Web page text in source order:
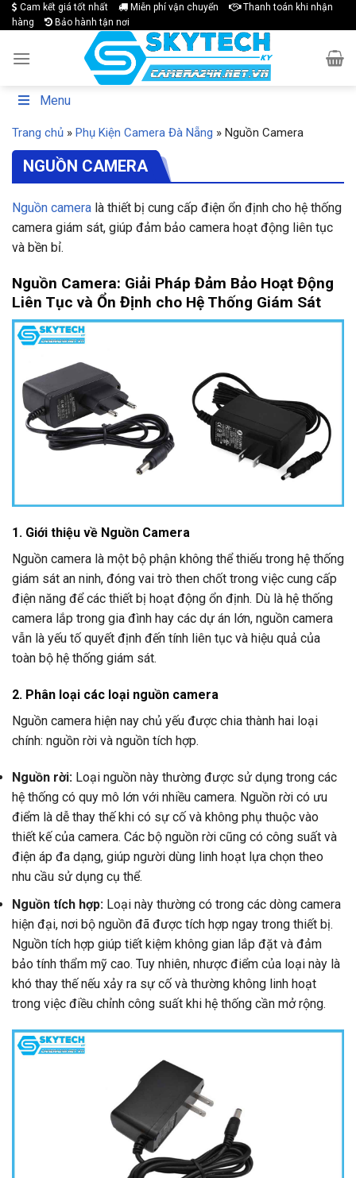
Skip
to
Cam kết giá tốt nhất Miễn phí vận chuyển
Thanh toán khi nhận
hàng
Bảo hành tận nơi
Menu
Trang chủ » Phụ Kiện Camera Đà Nẵng » Nguồn Camera
NGUỒN CAMERA
Nguồn camera là thiết bị cung cấp điện ổn định cho hệ thống
camera giám sát, giúp đảm bảo camera hoạt động liên tục
và bền bỉ.
Nguồn Camera: Giải Pháp Đảm Bảo Hoạt Động
Liên Tục và Ổn Định cho Hệ Thống Giám Sát
1. Giới thiệu về Nguồn Camera
Nguồn camera là một bộ phận không thể thiếu trong hệ thống
giám sát an ninh, đóng vai trò then chốt trong việc cung cấp
điện năng để các thiết bị hoạt động ổn định. Dù là hệ thống
camera lắp trong gia đình hay các dự án lớn, nguồn camera
vẫn là yếu tố quyết định đến tính liên tục và hiệu quả của
toàn bộ hệ thống giám sát.
2. Phân loại các loại nguồn camera
Nguồn camera hiện nay chủ yếu được chia thành hai loại
chính: nguồn rời và nguồn tích hợp.
Nguồn rời: Loại nguồn này thường được sử dụng trong các
hệ thống có quy mô lớn với nhiều camera. Nguồn rời có ưu
điểm là dễ thay thế khi có sự cố và không phụ thuộc vào
thiết kế của camera. Các bộ nguồn rời cũng có công suất và
điện áp đa dạng, giúp người dùng linh hoạt lựa chọn theo
nhu cầu sử dụng cụ thể.
Nguồn tích hợp: Loại này thường có trong các dòng camera
hiện đại, nơi bộ nguồn đã được tích hợp ngay trong thiết bị.
Nguồn tích hợp giúp tiết kiệm không gian lắp đặt và đảm
bảo tính thẩm mỹ cao. Tuy nhiên, nhược điểm của loại này là
khó thay thế nếu xảy ra sự cố và thường không linh hoạt
trong việc điều chỉnh công suất khi hệ thống cần mở rộng.